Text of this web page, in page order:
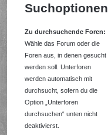
Suchoptionen
Zu durchsuchende Foren:
Wähle das Forum oder die
Foren aus, in denen gesucht
werden soll. Unterforen
werden automatisch mit
durchsucht, sofern du die
Option „Unterforen
durchsuchen“ unten nicht
deaktivierst.